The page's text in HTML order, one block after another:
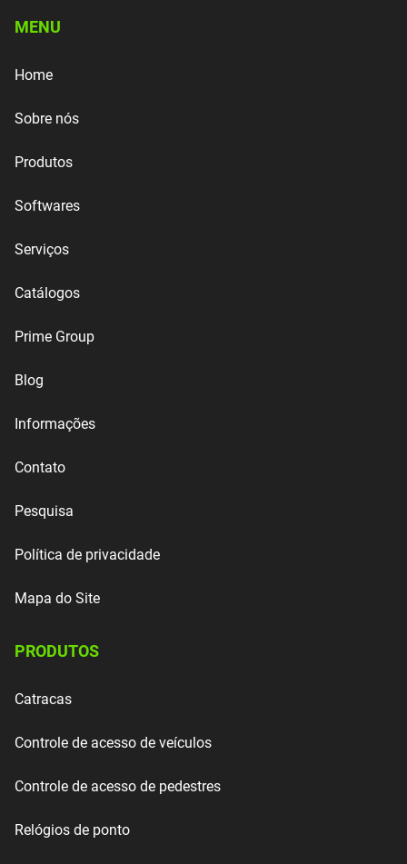
MENU
Home
Sobre nós
Produtos
Softwares
Serviços
Catálogos
Prime Group
Blog
Informações
Contato
Pesquisa
Política de privacidade
Mapa do Site
PRODUTOS
Catracas
Controle de acesso de veículos
Controle de acesso de pedestres
Relógios de ponto